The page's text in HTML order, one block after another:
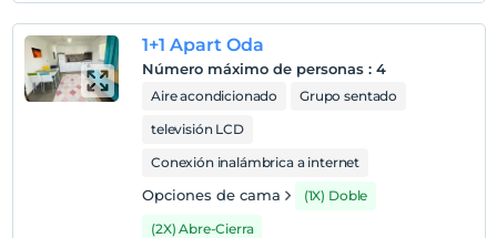
Salida
Antes de las 11:00
Mascotas
Mascotas no permitidas
habitaciones para no fumadores
Los bebés menores de 2 no pagan
1+1 Apart Oda
Número máximo de personas : 4
Aire acondicionado
Grupo sentado
televisión LCD
Conexión inalámbrica a internet
Opciones de cama
(1X) Doble
(2X) Abre-Cierra